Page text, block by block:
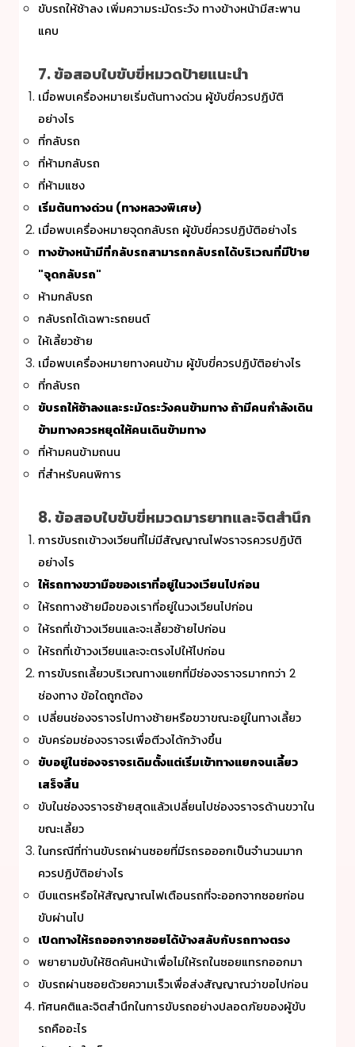
ขับรถให้ช้าลง เพิ่มความระมัดระวัง ทางข้างหน้ามีสะพาน
แคบ
7. ข้อสอบใบขับขี่หมวดป้ายแนะนำ
เมื่อพบเครื่องหมายเริ่มต้นทางด่วน ผู้ขับขี่ควรปฏิบัติ
อย่างไร
ที่กลับรถ
ที่ห้ามกลับรถ
ที่ห้ามแซง
เริ่มต้นทางด่วน (ทางหลวงพิเศษ)
เมื่อพบเครื่องหมายจุดกลับรถ ผู้ขับขี่ควรปฏิบัติอย่างไร
ทางข้างหน้ามีที่กลับรถสามารถกลับรถได้บริเวณที่มีป้าย
"จุดกลับรถ"
ห้ามกลับรถ
กลับรถได้เฉพาะรถยนต์
ให้เลี้ยวซ้าย
เมื่อพบเครื่องหมายทางคนข้าม ผู้ขับขี่ควรปฏิบัติอย่างไร
ที่กลับรถ
ขับรถให้ช้าลงและระมัดระวังคนข้ามทาง ถ้ามีคนกำลังเดิน
ข้ามทางควรหยุดให้คนเดินข้ามทาง
ที่ห้ามคนข้ามถนน
ที่สำหรับคนพิการ
8. ข้อสอบใบขับขี่หมวดมารยาทและจิตสำนึก
การขับรถเข้าวงเวียนที่ไม่มีสัญญาณไฟจราจรควรปฏิบัติ
อย่างไร
ให้รถทางขวามือของเราที่อยู่ในวงเวียนไปก่อน
ให้รถทางซ้ายมือของเราที่อยู่ในวงเวียนไปก่อน
ให้รถที่เข้าวงเวียนและจะเลี้ยวซ้ายไปก่อน
ให้รถที่เข้าวงเวียนและจะตรงไปให้ไปก่อน
การขับรถเลี้ยวบริเวณทางแยกที่มีช่องจราจรมากกว่า 2
ช่องทาง ข้อใดถูกต้อง
เปลี่ยนช่องจราจรไปทางซ้ายหรือขวาขณะอยู่ในทางเลี้ยว
ขับคร่อมช่องจราจรเพื่อตีวงได้กว้างขึ้น
ขับอยู่ในช่องจราจรเดิมตั้งแต่เริ่มเข้าทางแยกจนเลี้ยว
เสร็จสิ้น
ขับในช่องจราจรซ้ายสุดแล้วเปลี่ยนไปช่องจราจรด้านขวาใน
ขณะเลี้ยว
ในกรณีที่ท่านขับรถผ่านซอยที่มีรถรอออกเป็นจำนวนมาก
ควรปฏิบัติอย่างไร
บีบแตรหรือให้สัญญาณไฟเตือนรถที่จะออกจากซอยก่อน
ขับผ่านไป
เปิดทางให้รถออกจากซอยได้บ้างสลับกับรถทางตรง
พยายามขับให้ชิดคันหน้าเพื่อไม่ให้รถในซอยแทรกออกมา
ขับรถผ่านซอยด้วยความเร็วเพื่อส่งสัญญาณว่าขอไปก่อน
ทัศนคติและจิตสำนึกในการขับรถอย่างปลอดภัยของผู้ขับ
รถคืออะไร